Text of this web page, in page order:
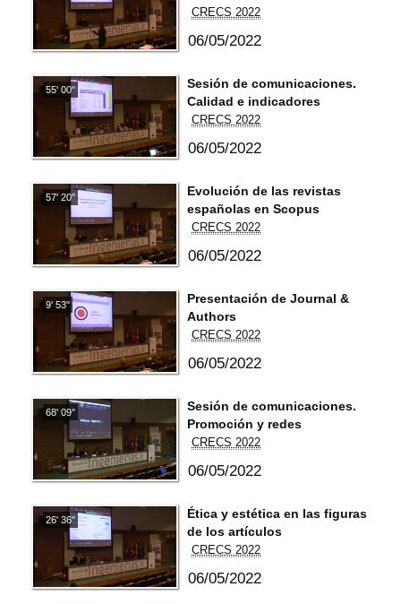
CRECS 2022
06/05/2022
55' 00''
Sesión de comunicaciones.
Calidad e indicadores
CRECS 2022
06/05/2022
57' 20''
Evolución de las revistas
españolas en Scopus
CRECS 2022
06/05/2022
9' 53''
Presentación de Journal &
Authors
CRECS 2022
06/05/2022
68' 09''
Sesión de comunicaciones.
Promoción y redes
CRECS 2022
06/05/2022
26' 36''
Ética y estética en las figuras
de los artículos
CRECS 2022
06/05/2022